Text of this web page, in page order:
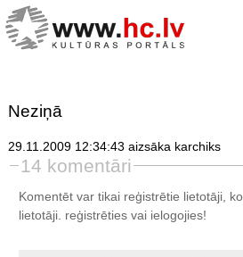
Neziņā
29.11.2009 12:34:43 aizsāka karchiks
14 komentāri
Komentēt var tikai reģistrētie lietotāji,
lietotāji. reģistrētiesvai ielogojies!